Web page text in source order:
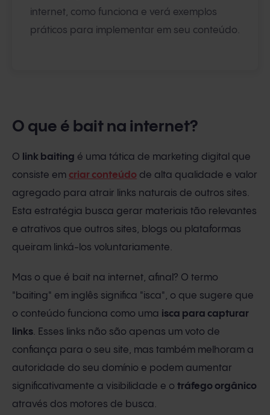
internet, como funciona e verá exemplos
práticos para implementar em seu conteúdo.
O que é bait na internet?
O link baiting é uma tática de marketing digital que
consiste em criar conteúdo de alta qualidade e valor
agregado para atrair links naturais de outros sites.
Esta estratégia busca gerar materiais tão relevantes
e atrativos que outros sites, blogs ou plataformas
queiram linká-los voluntariamente.
Mas o que é bait na internet, afinal? O termo
"baiting" em inglês significa "isca", o que sugere que
o conteúdo funciona como uma isca para capturar
links. Esses links não são apenas um voto de
confiança para o seu site, mas também melhoram a
autoridade do seu domínio e podem aumentar
significativamente a visibilidade e o tráfego orgânico
através dos motores de busca.